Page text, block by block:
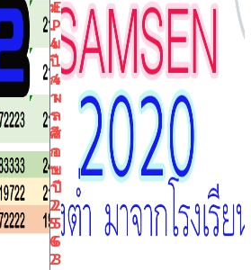
ม
.
4
ปี
ก
า
ร
ศึ
ก
ษ
า
2
5
6
2
E
P
ม
.
4
ผ
ล
ส
อ
บ
ปี
2
5
6
3